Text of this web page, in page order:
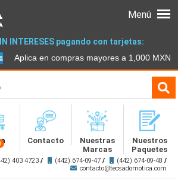
INTERESES pagando con tarjetas:
Aplica en compras mayores a 1,000 MXN
Contacto
Nuestras
Marcas
Nuestros
Paquetes
403 4723 / (442) 674-09-47 / (442) 674-09-48 /
contacto@tecsadomotica.com
Menú